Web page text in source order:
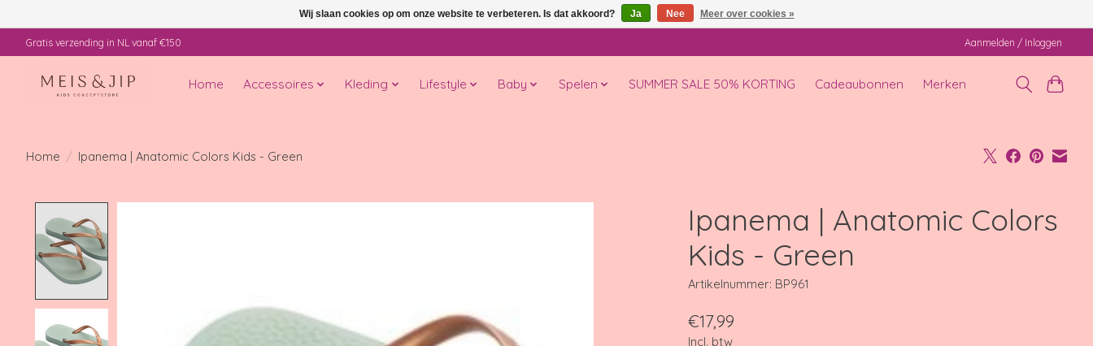
Gratis verzending in NL vanaf €150 Aanmelden / Inloggen
Home Accessoires Kleding Lifestyle Baby Spelen SUMMER SALE 50% KORTING Cadeaubonnen Merken
Home / Ipanema | Anatomic Colors Kids - Green
Ipanema | Anatomic Colors
Kids - Green
Artikelnummer: BP961
€17,99
Incl. btw
Wij slaan cookies op om onze website te verbeteren. Is dat akkoord? Ja Nee Meer over cookies »